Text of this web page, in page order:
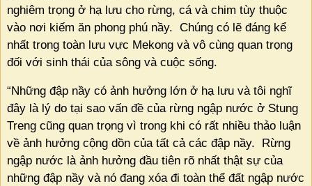
nghiêm trọng ở hạ lưu cho rừng, cá và chim tùy thuộc
vào nơi kiếm ăn phong phú nầy. Chúng có lẽ đáng kể
nhất trong toàn lưu vực Mekong và vô cùng quan trọng
đối với sinh thái của sông và cuộc sống.
“Những đập nầy có ảnh hưởng lớn ở hạ lưu và tôi nghĩ
đây là lý do tại sao vấn đề của rừng ngập nước ở Stung
Treng cũng quan trọng vì trong khi có rất nhiều thảo luận
về ảnh hưởng cộng dồn của tất cả các đập nầy.
Rừng
ngập nước là ảnh hưởng đầu tiên rõ nhất thật sự của
những đập nầy và nó đang xóa đi toàn thể đất ngập nước